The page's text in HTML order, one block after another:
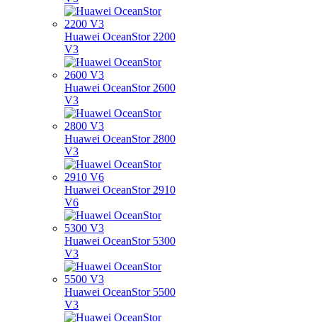
Huawei OceanStor 2200
V3
Huawei OceanStor 2600
V3
Huawei OceanStor 2800
V3
Huawei OceanStor 2910
V6
Huawei OceanStor 5300
V3
Huawei OceanStor 5500
V3